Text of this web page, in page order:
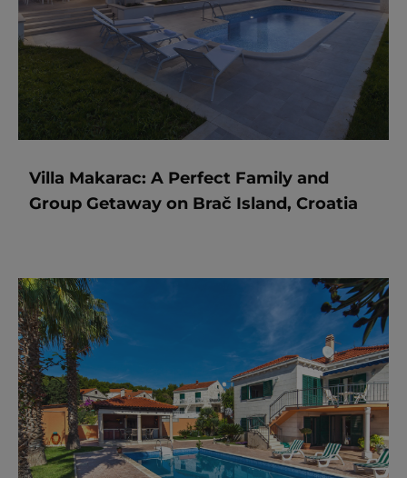
Villa Makarac: A Perfect Family and
Group Getaway on Brač Island, Croatia